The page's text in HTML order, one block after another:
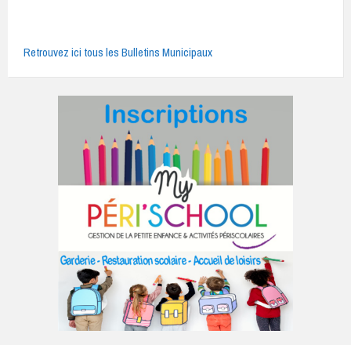
Retrouvez ici tous les Bulletins Municipaux